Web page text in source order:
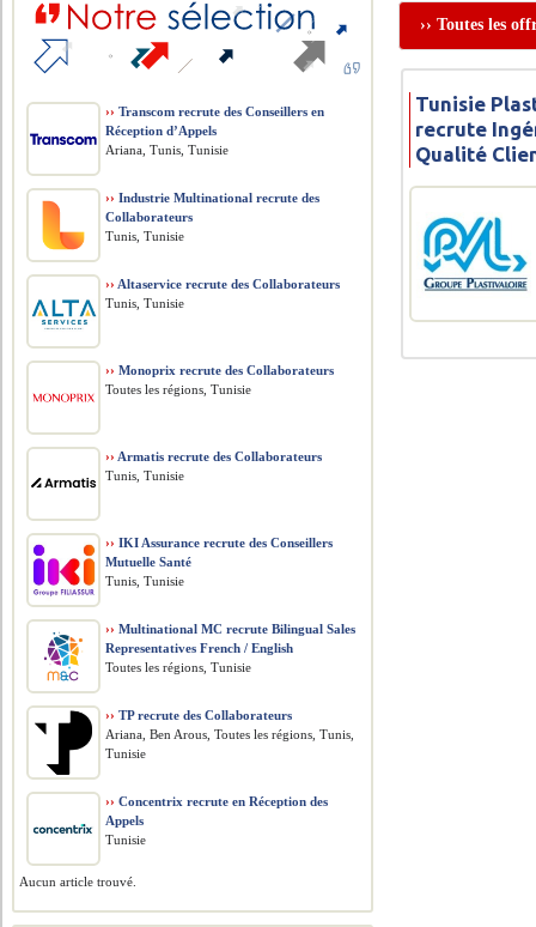
›› Toutes les
Tunisie
recrute
Qualité
›› Transcom recrute des Conseillers en
Réception d’Appels
Ariana, Tunis, Tunisie
›› Industrie Multinational recrute des
Collaborateurs
Tunis, Tunisie
›› Altaservice recrute des Collaborateurs
Tunis, Tunisie
›› Monoprix recrute des Collaborateurs
Toutes les régions, Tunisie
›› Armatis recrute des Collaborateurs
Tunis, Tunisie
›› IKI Assurance recrute des Conseillers
Mutuelle Santé
Tunis, Tunisie
›› Multinational MC recrute Bilingual Sales
Representatives French / English
Toutes les régions, Tunisie
›› TP recrute des Collaborateurs
Ariana, Ben Arous, Toutes les régions, Tunis,
Tunisie
›› Concentrix recrute en Réception des
Appels
Tunisie
Aucun article trouvé.